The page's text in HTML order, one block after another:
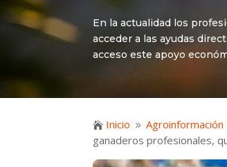
En la actualidad los
acceder a las ayudas
acceso este apoyo
 Inicio 9 Agroinformación
ganaderos profesionales,